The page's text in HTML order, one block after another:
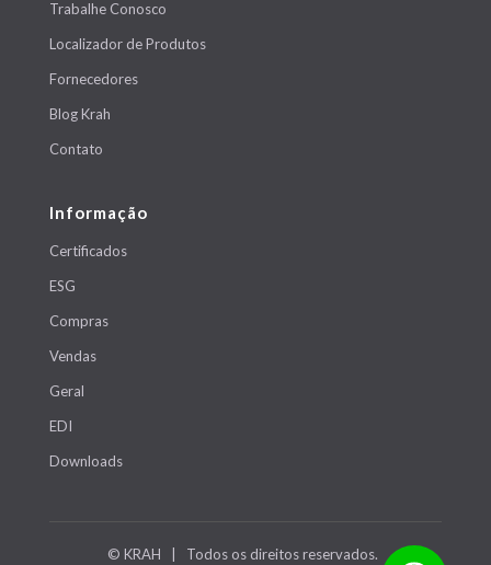
Trabalhe Conosco
Localizador de Produtos
Fornecedores
Blog Krah
Contato
Informação
Certificados
ESG
Compras
Vendas
Geral
EDI
Downloads
© KRAH | Todos os direitos reservados.